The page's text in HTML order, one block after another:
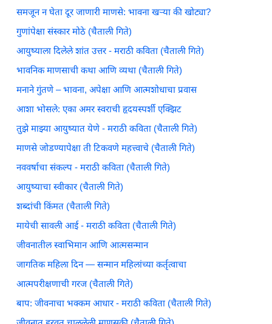
समजून न घेता दूर जाणारी माणसे: भावना खऱ्या की खोट्या?
गुणांपेक्षा संस्कार मोठे (चैताली गिते)
आयुष्याला दिलेले शांत उत्तर - मराठी कविता (चैताली गिते)
भावनिक माणसाची कथा आणि व्यथा (चैताली गिते)
मनाने गुंतणे – भावना, अपेक्षा आणि आत्मशोधाचा प्रवास
आशा भोसले: एका अमर स्वराची हृदयस्पर्शी एक्झिट
तुझे माझ्या आयुष्यात येणे - मराठी कविता (चैताली गिते)
माणसे जोडण्यापेक्षा ती टिकवणे महत्त्वाचे (चैताली गिते)
नववर्षाचा संकल्प - मराठी कविता (चैताली गिते)
आयुष्याचा स्वीकार (चैताली गिते)
शब्दांची किंमत (चैताली गिते)
मायेची सावली आई - मराठी कविता (चैताली गिते)
जीवनातील स्वाभिमान आणि आत्मसन्मान
जागतिक महिला दिन — सन्मान महिलांच्या कर्तृत्वाचा
आत्मपरीक्षणाची गरज (चैताली गिते)
बाप: जीवनाचा भक्कम आधार - मराठी कविता (चैताली गिते)